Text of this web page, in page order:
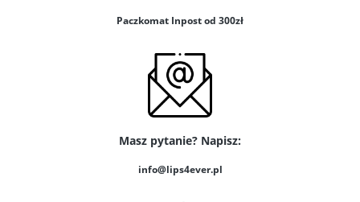
Paczkomat Inpost od 300zł
Masz pytanie? Napisz:
info@lips4ever.pl